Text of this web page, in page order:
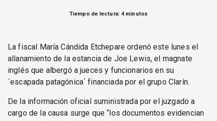
Tiempo de lectura: 4 minutos
La fiscal María Cándida Etchepare ordenó este lunes el
allanamiento de la estancia de Joe Lewis, el magnate
inglés que albergó a jueces y funcionarios en su
´escapada patagónica´ financiada por el grupo Clarín.
De la información oficial suministrada por el juzgado a
cargo de la causa surge que “los documentos evidencian